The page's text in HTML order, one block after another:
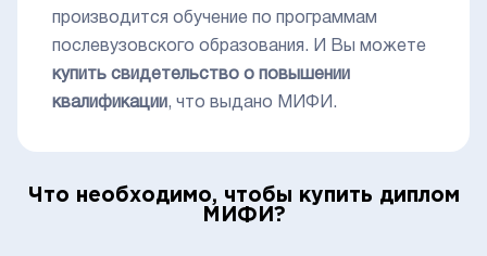
производится обучение по программам
послевузовского образования. И Вы можете
купить свидетельство о повышении
квалификации , что выдано МИФИ.
Что необходимо, чтобы купить диплом
МИФИ?